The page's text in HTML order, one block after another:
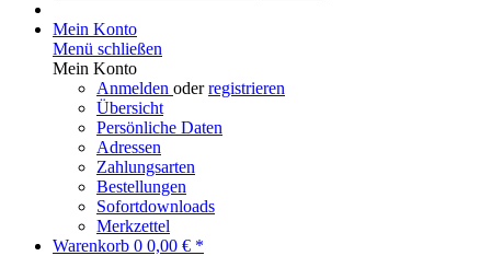
Mein Konto
Menü schließen
Mein Konto
Anmelden oderregistrieren
Übersicht
Persönliche Daten
Adressen
Zahlungsarten
Bestellungen
Sofortdownloads
Merkzettel
Warenkorb 0 0,00 € *